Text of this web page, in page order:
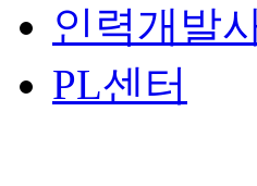
인력개발
PL센터